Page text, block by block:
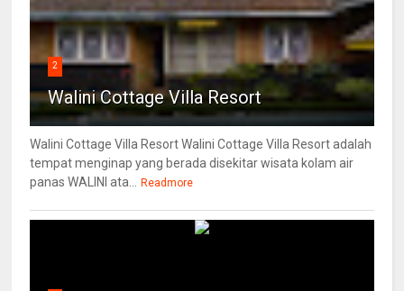
2
Walini Cottage Villa Resort
Walini Cottage Villa Resort Walini Cottage Villa Resort adalah
tempat menginap yang berada disekitar wisata kolam air
panas WALINI ata...
Readmore